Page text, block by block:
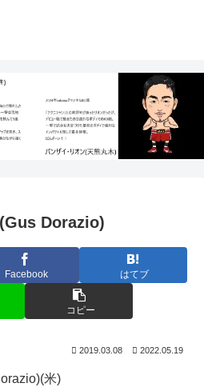
Dorazio)
Facebook はてブ
コピー
2019.03.08 2022.05.19
米)